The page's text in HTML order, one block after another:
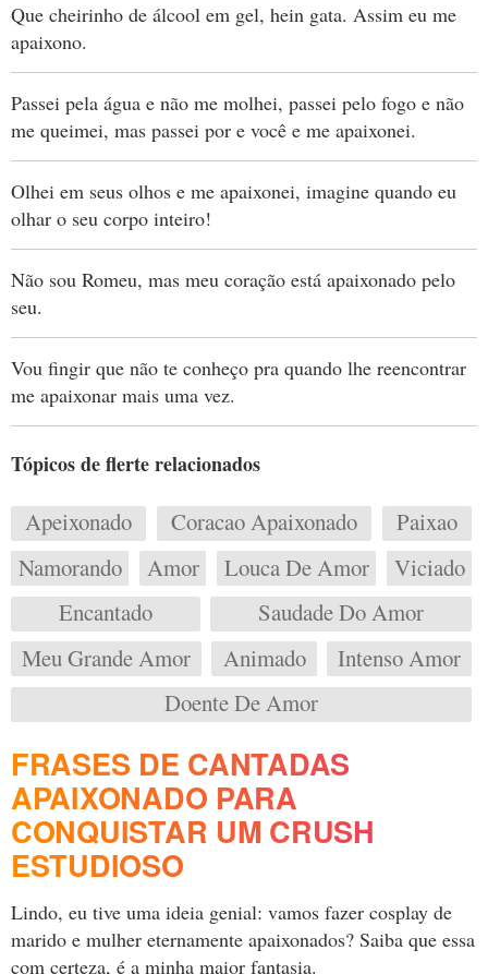
Que cheirinho de álcool em gel, hein gata. Assim eu me
apaixono.
Passei pela água e não me molhei, passei pelo fogo e não
me queimei, mas passei por e você e me apaixonei.
Olhei em seus olhos e me apaixonei, imagine quando eu
olhar o seu corpo inteiro!
Não sou Romeu, mas meu coração está apaixonado pelo
seu.
Vou fingir que não te conheço pra quando lhe reencontrar
me apaixonar mais uma vez.
Tópicos de flerte relacionados
Apeixonado Coracao Apaixonado
Paixao
Namorando
Amor Louca De Amor
Viciado
Encantado
Saudade Do Amor
Meu Grande Amor
Animado
Intenso Amor
Doente De Amor
FRASES DE CANTADAS
APAIXONADO PARA
CONQUISTAR UM CRUSH
ESTUDIOSO
Lindo, eu tive uma ideia genial: vamos fazer cosplay de
marido e mulher eternamente apaixonados? Saiba que essa
com certeza, é a minha maior fantasia.